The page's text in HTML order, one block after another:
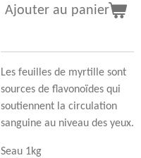
Ajouter au panier
Les feuilles de myrtille sont
sources de flavonoïdes qui
soutiennent la circulation
sanguine au niveau des yeux.
Seau 1kg